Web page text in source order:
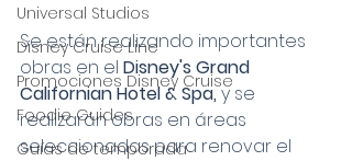
Universal Studios
Disney Cruise Line
Promociones Disney Cruise
Foodie Guides
Guías de temporada
Se están realizando importantes
obras en el Disney's Grand
Californian Hotel & Spa, y se
realizarán obras en áreas
seleccionadas para renovar el